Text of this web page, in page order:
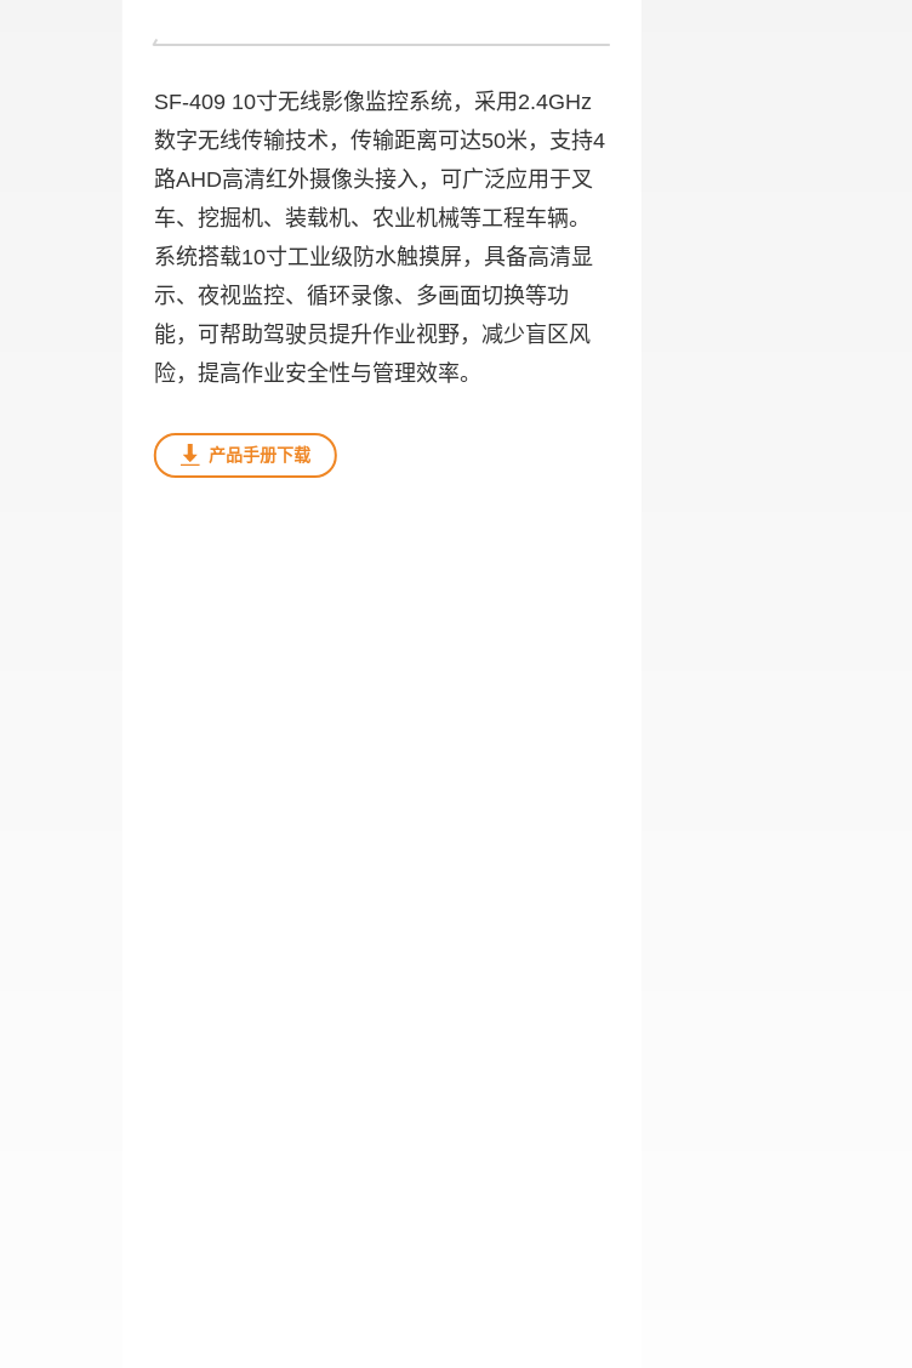
SF-409 10寸无线影像监控系统，采用2.4GHz
数字无线传输技术，传输距离可达50米，支持4
路AHD高清红外摄像头接入，可广泛应用于叉
车、挖掘机、装载机、农业机械等工程车辆。
系统搭载10寸工业级防水触摸屏，具备高清显
示、夜视监控、循环录像、多画面切换等功
能，可帮助驾驶员提升作业视野，减少盲区风
险，提高作业安全性与管理效率。
产品手册下载